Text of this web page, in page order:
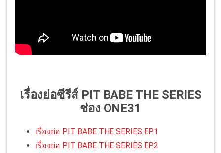
เรื่องย่อซีรีส์ PIT BABE THE SERIES
ช่อง ONE31
เรื่องย่อ PIT BABE THE SERIES EP.1
เรื่องย่อ PIT BABE THE SERIES EP.2